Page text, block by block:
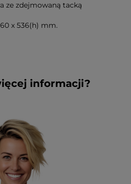
ze zdejmowaną tacką
x 536(h) mm.
informacji?